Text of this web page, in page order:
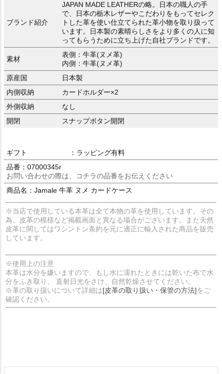
ブランド紹介
JAPAN MADE LEATHERの略。日本の職人の手
で、日本の栃木レザーやこだわりをもってセレク
トした革を使い仕立てられた革小物を取り扱って
います。日本製の素晴らしさをより多くの人に知
ってもらうために立ち上げた自社ブランドです。
素材
表側：牛革(ヌメ革)
内側：牛革(ヌメ革)
原産国
日本製
内側収納
カードホルダー×2
外側収納
なし
開閉
スナップボタン開閉
ギフト
：ラッピング有料
品番：07000345r
お問い合わせの際は、コチラの品番をお伝えください
商品名：Jamale 牛革 ヌメ カードケース
※当店で使用している本革は全て本物の革を使用しています。その
為、皮革の模様など掲載画面と異なる場合がございます。また天然
皮革に関してはワシントン条約を元に適正に輸入された商品を販売
しています。
※使用上の注意
本革は水分を嫌いますので、もし水に濡れたときには乾いた布で水
分をふき取り、 直射日光をさけ、自然乾燥させてください。
※革の取り扱いについて詳細は[皮革の取り扱い・保管の方法]をご
確認ください。